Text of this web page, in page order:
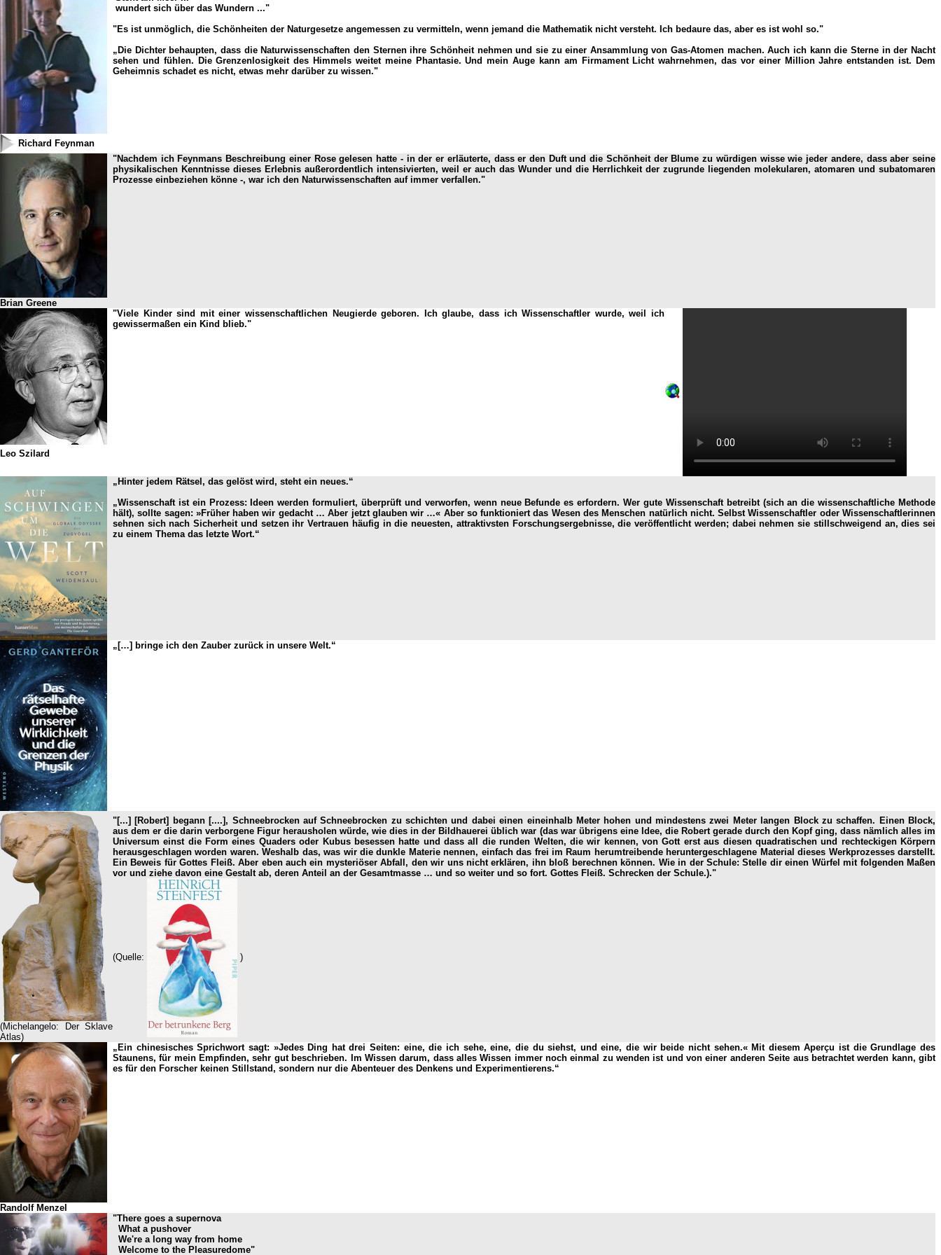
Richard Feynman
wundert sich über das Wundern ..."
"Es ist unmöglich, die Schönheiten der Naturgesetze angemessen zu vermitteln, wenn jemand die Mathematik nicht versteht. Ich bedaure das, aber es ist wohl so."
„Die Dichter behaupten, dass die Naturwissenschaften den Sternen ihre Schönheit nehmen und sie zu einer Ansammlung von Gas-Atomen machen. Auch ich kann die Sterne in der Nacht
sehen und fühlen. Die Grenzenlosigkeit des Himmels weitet meine Phantasie. Und mein Auge kann am Firmament Licht wahrnehmen, das vor einer Million Jahre entstanden ist. Dem
Geheimnis schadet es nicht, etwas mehr darüber zu wissen."
Brian Greene
"Nachdem ich Feynmans Beschreibung einer Rose gelesen hatte - in der er erläuterte, dass er den Duft und die Schönheit der Blume zu würdigen wisse wie jeder andere, dass aber seine
physikalischen Kenntnisse dieses Erlebnis außerordentlich intensivierten, weil er auch das Wunder und die Herrlichkeit der zugrunde liegenden molekularen, atomaren und subatomaren
Prozesse einbeziehen könne -, war ich den Naturwissenschaften auf immer verfallen."
Leo Szilard
"Viele Kinder sind mit einer wissenschaftlichen Neugierde geboren. Ich glaube, dass ich Wissenschaftler wurde, weil ich
gewissermaßen ein Kind blieb."
„Hinter jedem Rätsel, das gelöst wird, steht ein neues.“
„Wissenschaft ist ein Prozess: Ideen werden formuliert, überprüft und verworfen, wenn neue Befunde es erfordern. Wer gute Wissenschaft betreibt (sich an die wissenschaftliche Methode
hält), sollte sagen: »Früher haben wir gedacht … Aber jetzt glauben wir …« Aber so funktioniert das Wesen des Menschen natürlich nicht. Selbst Wissenschaftler oder Wissenschaftlerinnen
sehnen sich nach Sicherheit und setzen ihr Vertrauen häufig in die neuesten, attraktivsten Forschungsergebnisse, die veröffentlicht werden; dabei nehmen sie stillschweigend an, dies sei
zu einem Thema das letzte Wort.“
„[…] bringe ich den Zauber zurück in unsere Welt.“
(Michelangelo: Der Sklave
Atlas)
"[...] [Robert] begann [....], Schneebrocken auf Schneebrocken zu schichten und dabei einen eineinhalb Meter hohen und mindestens zwei Meter langen Block zu schaffen. Einen Block,
aus dem er die darin verborgene Figur herausholen würde, wie dies in der Bildhauerei üblich war (das war übrigens eine Idee, die Robert gerade durch den Kopf ging, dass nämlich alles im
Universum einst die Form eines Quaders oder Kubus besessen hatte und dass all die runden Welten, die wir kennen, von Gott erst aus diesen quadratischen und rechteckigen Körpern
herausgeschlagen worden waren. Weshalb das, was wir die dunkle Materie nennen, einfach das frei im Raum herumtreibende heruntergeschlagene Material dieses Werkprozesses darstellt.
Ein Beweis für Gottes Fleiß. Aber eben auch ein mysteriöser Abfall, den wir uns nicht erklären, ihn bloß berechnen können. Wie in der Schule: Stelle dir einen Würfel mit folgenden Maßen
vor und ziehe davon eine Gestalt ab, deren Anteil an der Gesamtmasse … und so weiter und so fort. Gottes Fleiß. Schrecken der Schule.)."
(Quelle: )
Randolf Menzel
„Ein chinesisches Sprichwort sagt: »Jedes Ding hat drei Seiten: eine, die ich sehe, eine, die du siehst, und eine, die wir beide nicht sehen.« Mit diesem Aperçu ist die Grundlage des
Staunens, für mein Empfinden, sehr gut beschrieben. Im Wissen darum, dass alles Wissen immer noch einmal zu wenden ist und von einer anderen Seite aus betrachtet werden kann, gibt
es für den Forscher keinen Stillstand, sondern nur die Abenteuer des Denkens und Experimentierens.“
"There goes a supernova
What a pushover
We're a long way from home
Welcome to the Pleasuredome"